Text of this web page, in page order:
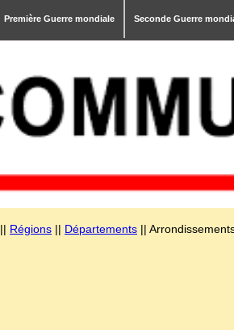
Première Guerre mondiale Seconde Guerre
|| Régions || Départements ||